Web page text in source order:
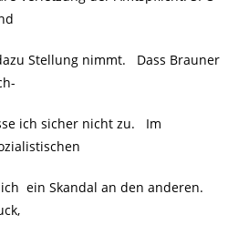
Stellung nimmt. Dass Brauner
ich sicher nicht zu. Im
ein Skandal an den anderen.